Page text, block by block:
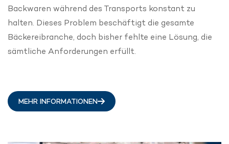
Backwaren während des Transports konstant zu
halten. Dieses Problem beschäftigt die gesamte
Bäckereibranche, doch bisher fehlte eine Lösung, die
sämtliche Anforderungen erfüllt.
MEHR INFORMATIONEN